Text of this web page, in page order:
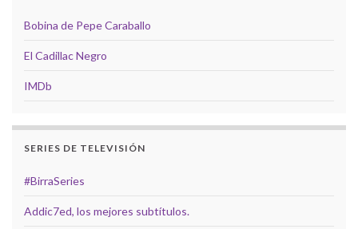
Bobina de Pepe Caraballo
El Cadillac Negro
IMDb
SERIES DE TELEVISIÓN
#BirraSeries
Addic7ed, los mejores subtítulos.